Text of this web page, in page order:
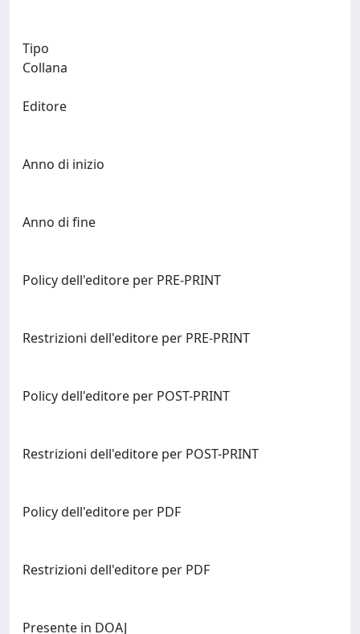
Tipo
Collana
Editore
Anno di inizio
Anno di fine
Policy dell'editore per PRE-PRINT
Restrizioni dell'editore per PRE-PRINT
Policy dell'editore per POST-PRINT
Restrizioni dell'editore per POST-PRINT
Policy dell'editore per PDF
Restrizioni dell'editore per PDF
Presente in DOAJ